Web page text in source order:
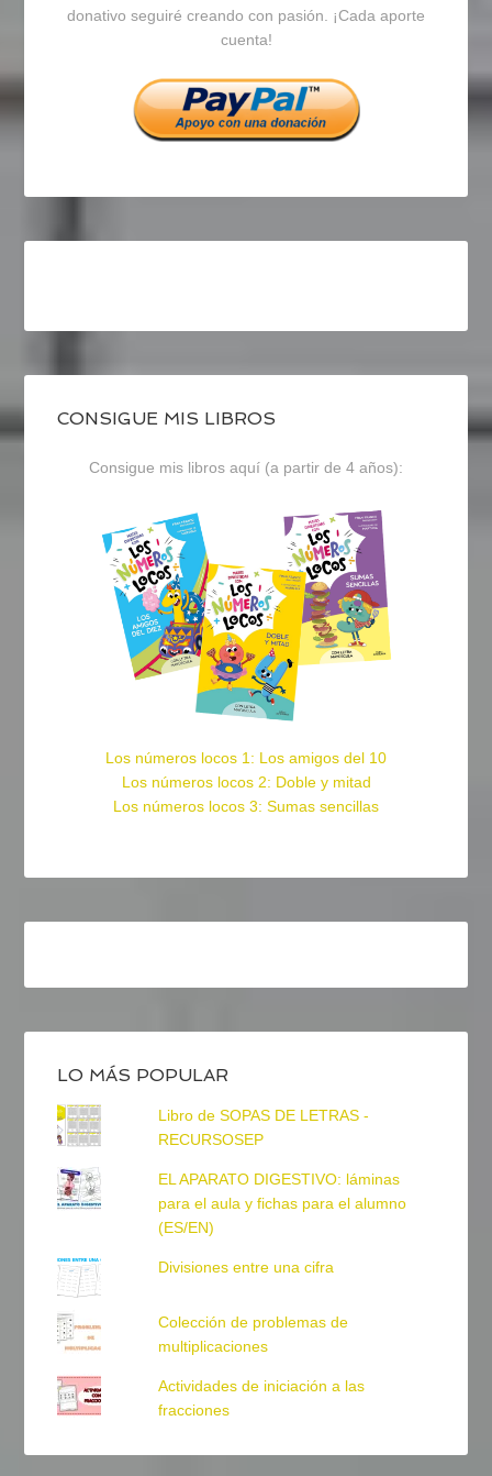
en
Facebook
en
Twitter
en
Instagram
donativo seguiré creando con pasión. ¡Cada aporte
cuenta!
CONSIGUE MIS LIBROS
Consigue mis libros aquí (a partir de 4 años):
Los números locos 1: Los amigos del 10
Los números locos 2: Doble y mitad
Los números locos 3: Sumas sencillas
LO MÁS POPULAR
Libro de SOPAS DE LETRAS -
RECURSOSEP
EL APARATO DIGESTIVO: láminas
para el aula y fichas para el alumno
(ES/EN)
Divisiones entre una cifra
Colección de problemas de
multiplicaciones
Actividades de iniciación a las
fracciones